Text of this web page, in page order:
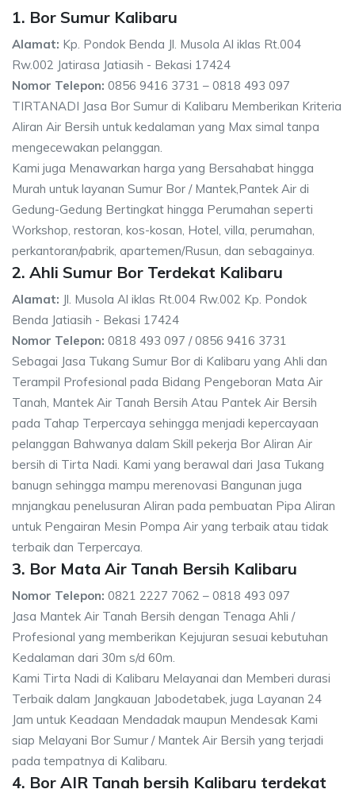
1. Bor Sumur Kalibaru
Alamat: Kp. Pondok Benda Jl. Musola Al iklas Rt.004
Rw.002 Jatirasa Jatiasih - Bekasi 17424
Nomor Telepon: 0856 9416 3731 – 0818 493 097
TIRTANADI Jasa Bor Sumur di Kalibaru Memberikan Kriteria
Aliran Air Bersih untuk kedalaman yang Max simal tanpa
mengecewakan pelanggan.
Kami juga Menawarkan harga yang Bersahabat hingga
Murah untuk layanan Sumur Bor / Mantek,Pantek Air di
Gedung-Gedung Bertingkat hingga Perumahan seperti
Workshop, restoran, kos-kosan, Hotel, villa, perumahan,
perkantoran/pabrik, apartemen/Rusun, dan sebagainya.
2. Ahli Sumur Bor Terdekat Kalibaru
Alamat: Jl. Musola Al iklas Rt.004 Rw.002 Kp. Pondok
Benda Jatiasih - Bekasi 17424
Nomor Telepon: 0818 493 097 / 0856 9416 3731
Sebagai Jasa Tukang Sumur Bor di Kalibaru yang Ahli dan
Terampil Profesional pada Bidang Pengeboran Mata Air
Tanah, Mantek Air Tanah Bersih Atau Pantek Air Bersih
pada Tahap Terpercaya sehingga menjadi kepercayaan
pelanggan Bahwanya dalam Skill pekerja Bor Aliran Air
bersih di Tirta Nadi. Kami yang berawal dari Jasa Tukang
banugn sehingga mampu merenovasi Bangunan juga
mnjangkau penelusuran Aliran pada pembuatan Pipa Aliran
untuk Pengairan Mesin Pompa Air yang terbaik atau tidak
terbaik dan Terpercaya.
3. Bor Mata Air Tanah Bersih Kalibaru
Nomor Telepon: 0821 2227 7062 – 0818 493 097
Jasa Mantek Air Tanah Bersih dengan Tenaga Ahli /
Profesional yang memberikan Kejujuran sesuai kebutuhan
Kedalaman dari 30m s/d 60m.
Kami Tirta Nadi di Kalibaru Melayanai dan Memberi durasi
Terbaik dalam Jangkauan Jabodetabek, juga Layanan 24
Jam untuk Keadaan Mendadak maupun Mendesak Kami
siap Melayani Bor Sumur / Mantek Air Bersih yang terjadi
pada tempatnya di Kalibaru.
4. Bor AIR Tanah bersih Kalibaru terdekat